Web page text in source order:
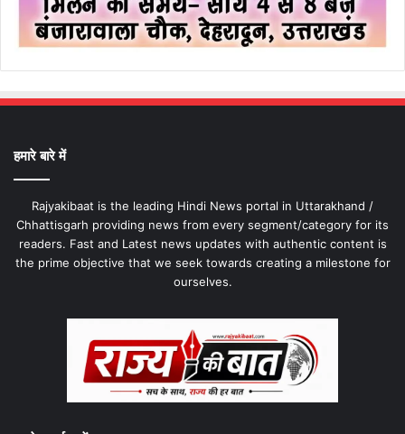
हमारे बारे में
Rajyakibaat is the leading Hindi News portal in Uttarakhand /
Chhattisgarh providing news from every segment/category for its
readers. Fast and Latest news updates with authentic content is
the prime objective that we seek towards creating a milestone for
ourselves.